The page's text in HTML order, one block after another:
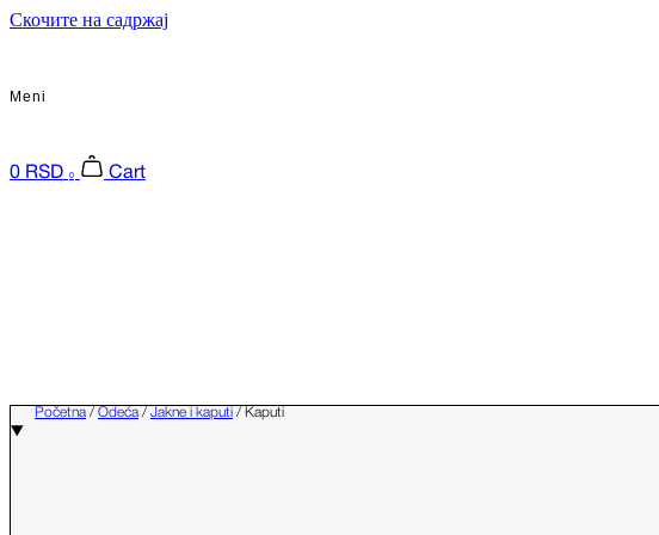
Скочите на садржај
Meni
0 RSD 0 Cart
Početna / Odeća / Jakne i kaputi / Kaputi